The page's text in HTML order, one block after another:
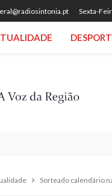
Sexta-
Sorteado calendário